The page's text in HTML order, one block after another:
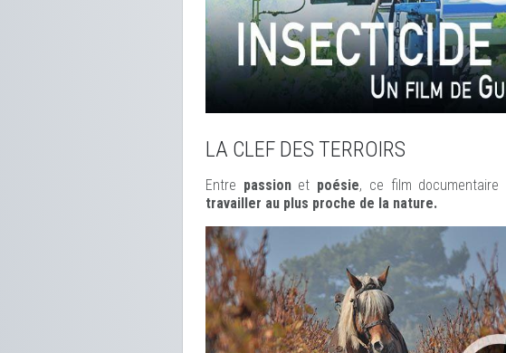
LA CLEF DES TERROIRS
Entre passionet poésie, ce film documentaire
travailler au plus proche de la nature.